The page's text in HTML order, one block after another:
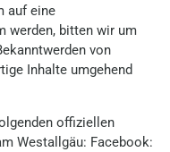
auf eine
werden, bitten wir um
von
Inhalte umgehend
offiziellen
Westallgäu: Facebook: